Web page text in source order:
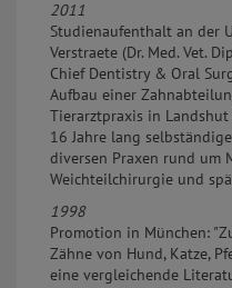
2011
Studienaufenthalt an der
Verstraete (Dr. Med. Vet.
Chief Dentistry & Oral
Aufbau einer
Tierarztpraxis in
16 Jahre lang
diversen Praxen rund um
Weichteilchirurgie und
1998
Promotion in München:
Zähne von Hund, Katze,
eine vergleichende